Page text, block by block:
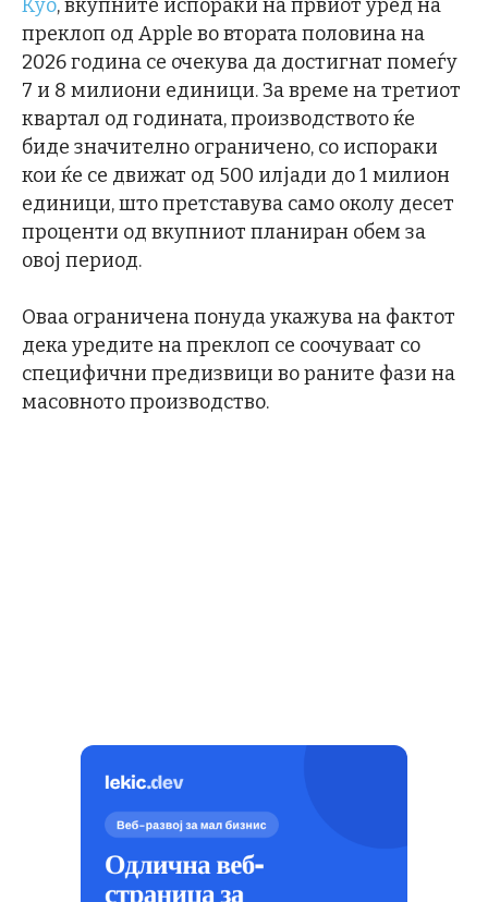
Куо, вкупните испораки на првиот уред на
преклоп од Apple во втората половина на
2026 година се очекува да достигнат помеѓу
7 и 8 милиони единици. За време на третиот
квартал од годината, производството ќе
биде значително ограничено, со испораки
кои ќе се движат од 500 илјади до 1 милион
единици, што претставува само околу десет
проценти од вкупниот планиран обем за
овој период.
Оваа ограничена понуда укажува на фактот
дека уредите на преклоп се соочуваат со
специфични предизвици во раните фази на
масовното производство.